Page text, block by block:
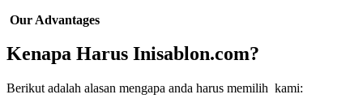
Our Advantages
Kenapa Harus Inisablon.com?
Berikut adalah alasan mengapa anda harus memilih kami: